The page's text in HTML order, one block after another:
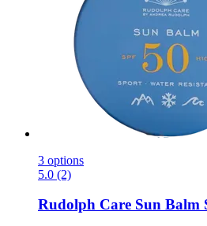
3 options
5.0 (2)
Rudolph Care Sun Balm